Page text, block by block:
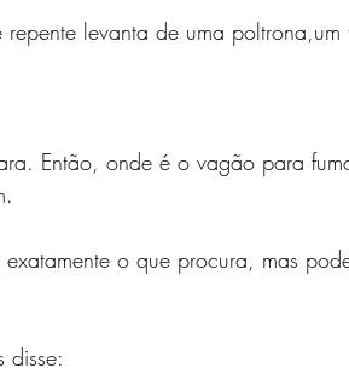
levanta de uma
Então, onde é o vagão para
o que procura, mas
disse: